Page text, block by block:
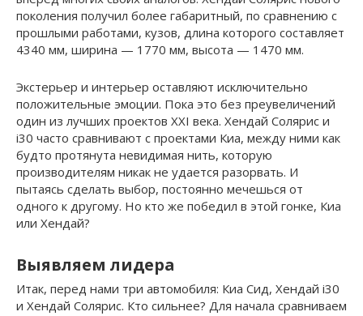
поколения получил более габаритный, по сравнению с
прошлыми работами, кузов, длина которого составляет
4340 мм, ширина — 1770 мм, высота — 1470 мм.
Экстерьер и интерьер оставляют исключительно
положительные эмоции. Пока это без преувеличений
один из лучших проектов XXI века. Хендай Солярис и
i30 часто сравнивают с проектами Киа, между ними как
будто протянута невидимая нить, которую
производителям никак не удается разорвать. И
пытаясь сделать выбор, постоянно мечешься от
одного к другому. Но кто же победил в этой гонке, Киа
или Хендай?
Выявляем лидера
Итак, перед нами три автомобиля: Киа Сид, Хендай i30
и Хендай Солярис. Кто сильнее? Для начала сравниваем